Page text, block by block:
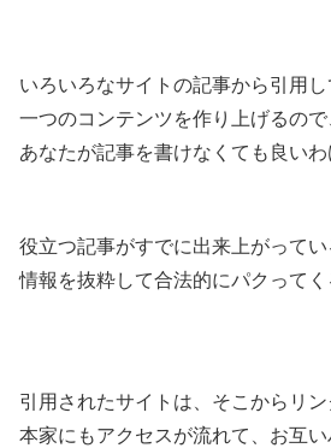
いろいろなサイトの記事から引用し
一つのコンテンツを作り上げるので
あなたが記事を書けなくても良いわ
役立つ記事がすでに出来上がってい
情報を抜粋して合法的にパクってく
引用されたサイトは、そこからリン
本家にもアクセスが流れて、お互